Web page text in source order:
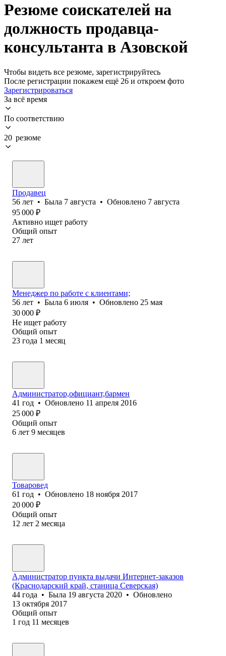
Резюме соискателей на
должность продавца-
консультанта в Азовской
Чтобы видеть все резюме, зарегистрируйтесь
После регистрации покажем ещё 26 и откроем фото
Зарегистрироваться
За всё время
По соответствию
20 резюме
Продавец
56 лет • Была 7 августа • Обновлено 7 августа
95 000 ₽
Активно ищет работу
Общий опыт
27 лет
Менеджер по работе с клиентами;
56 лет • Была 6 июля • Обновлено 25 мая
30 000 ₽
Не ищет работу
Общий опыт
23 года 1 месяц
Администратор,официант,бармен
41 год • Обновлено 11 апреля 2016
25 000 ₽
Общий опыт
6 лет 9 месяцев
Товаровед
61 год • Обновлено 18 ноября 2017
20 000 ₽
Общий опыт
12 лет 2 месяца
Администратор пункта выдачи Интернет-заказов
(Краснодарский край, станица Северская)
44 года • Была 19 августа 2020 • Обновлено
13 октября 2017
Общий опыт
1 год 11 месяцев